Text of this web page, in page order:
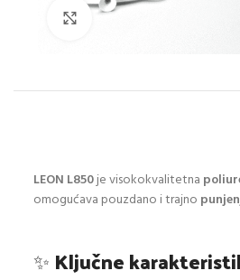
Click to enlarge
LEON L850je visokokvalitetna
omogućava pouzdano i trajno
✨ Ključne